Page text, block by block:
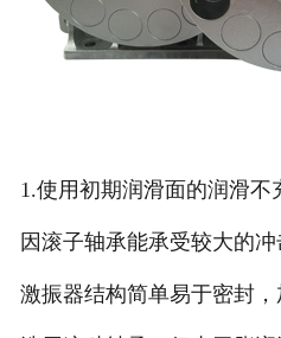
1.使用初期润滑面的润滑不
因滚子轴承能承受较大的
激振器结构简单易于密封